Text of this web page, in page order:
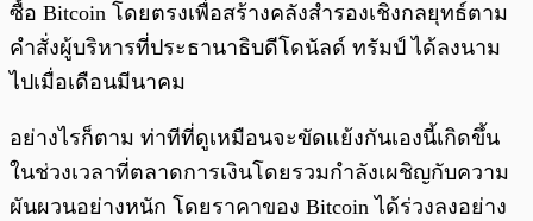
ซื้อ Bitcoin โดยตรงเพื่อสร้างคลังสำรองเชิงกลยุทธ์ตาม
คำสั่งผู้บริหารที่ประธานาธิบดีโดนัลด์ ทรัมป์ ได้ลงนาม
ไปเมื่อเดือนมีนาคม
อย่างไรก็ตาม ท่าทีที่ดูเหมือนจะขัดแย้งกันเองนี้เกิดขึ้น
ในช่วงเวลาที่ตลาดการเงินโดยรวมกำลังเผชิญกับความ
ผันผวนอย่างหนัก โดยราคาของ Bitcoin ได้ร่วงลงอย่าง